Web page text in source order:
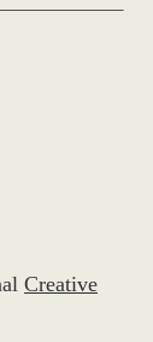
Creative